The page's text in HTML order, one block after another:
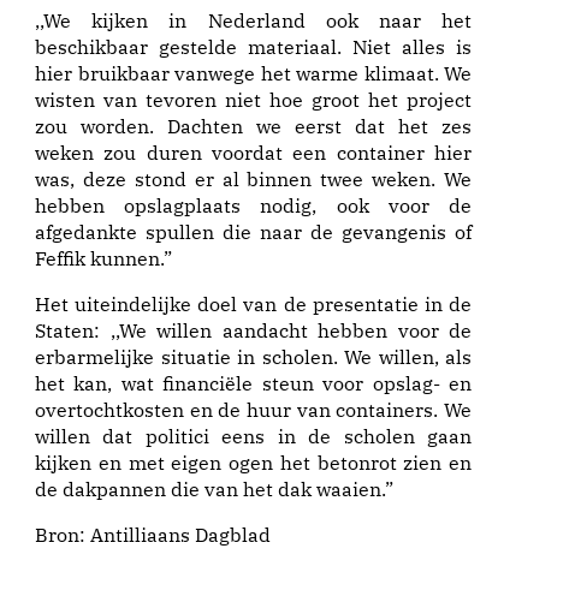
,,We kijken in Nederland ook naar het
beschikbaar gestelde materiaal. Niet alles is
hier bruikbaar vanwege het warme klimaat. We
wisten van tevoren niet hoe groot het project
zou worden. Dachten we eerst dat het zes
weken zou duren voordat een container hier
was, deze stond er al binnen twee weken. We
hebben opslagplaats nodig, ook voor de
afgedankte spullen die naar de gevangenis of
Feffik kunnen.”
Het uiteindelijke doel van de presentatie in de
Staten: ,,We willen aandacht hebben voor de
erbarmelijke situatie in scholen. We willen, als
het kan, wat financiële steun voor opslag- en
overtochtkosten en de huur van containers. We
willen dat politici eens in de scholen gaan
kijken en met eigen ogen het betonrot zien en
de dakpannen die van het dak waaien.”
Bron: Antilliaans Dagblad